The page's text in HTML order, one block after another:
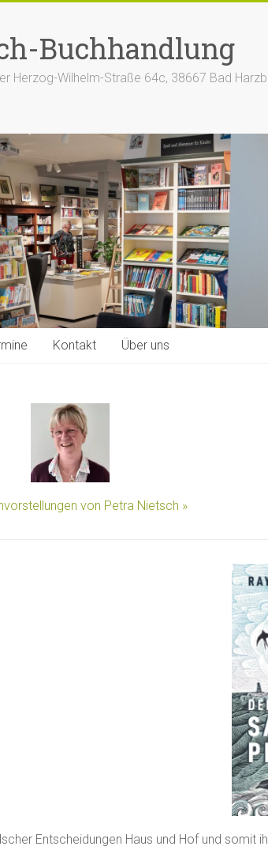
Buchhandlung
Herzog-Wilhelm-Straße 64c, 38667 Bad
Kontakt Über uns
von Petra Nietsch »
Entscheidungen Haus und Hof und somit